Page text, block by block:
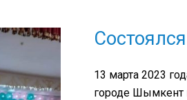
13 марта 2023
городе Шымкент